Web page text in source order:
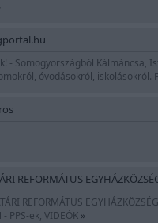
- Somogyországból Kálmáncsa,
óvodásokról, iskolásokról.
REFORMÁTUS
REFORMÁTUS
- PPS-ek, VIDEÓK »